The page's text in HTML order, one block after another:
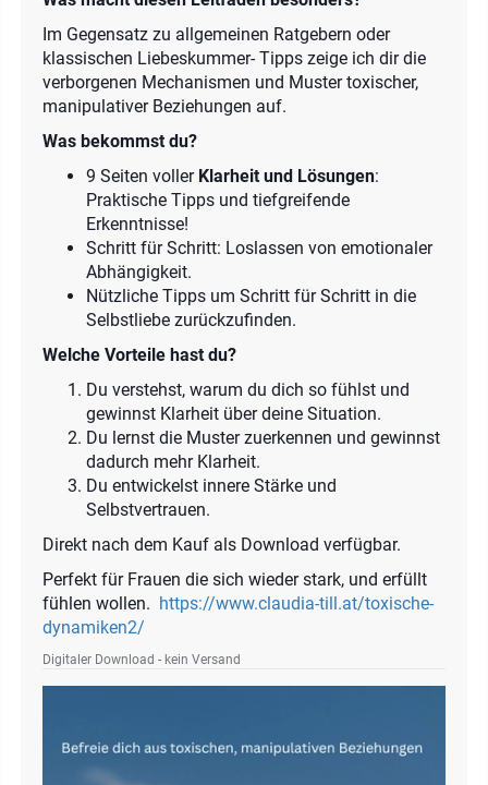
Im Gegensatz zu allgemeinen Ratgebern oder
klassischen Liebeskummer- Tipps zeige ich dir die
verborgenen Mechanismen und Muster toxischer,
manipulativer Beziehungen auf.
Was bekommst du?
9 Seiten voller Klarheit und Lösungen:
Praktische Tipps und tiefgreifende
Erkenntnisse!
Schritt für Schritt: Loslassen von emotionaler
Abhängigkeit.
Nützliche Tipps um Schritt für Schritt in die
Selbstliebe zurückzufinden.
Welche Vorteile hast du?
Du verstehst, warum du dich so fühlst und
gewinnst Klarheit über deine Situation.
Du lernst die Muster zuerkennen und gewinnst
dadurch mehr Klarheit.
Du entwickelst innere Stärke und
Selbstvertrauen.
Direkt nach dem Kauf als Download verfügbar.
Perfekt für Frauen die sich wieder stark, und erfüllt
fühlen wollen. https://www.claudia-till.at/toxische-
dynamiken2/
Digitaler Download - kein Versand